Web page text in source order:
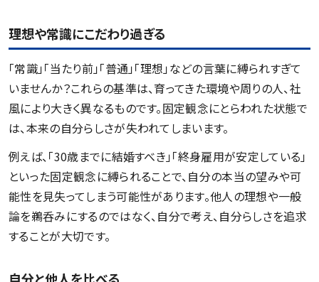
理想や常識にこだわり過ぎる
「常識」「当たり前」「普通」「理想」などの言葉に縛られすぎて
いませんか？これらの基準は、育ってきた環境や周りの人、社
風により大きく異なるものです。固定観念にとらわれた状態で
は、本来の自分らしさが失われてしまいます。
例えば、「30歳までに結婚すべき」「終身雇用が安定している」
といった固定観念に縛られることで、自分の本当の望みや可
能性を見失ってしまう可能性があります。他人の理想や一般
論を鵜呑みにするのではなく、自分で考え、自分らしさを追求
することが大切です。
自分と他人を比べる